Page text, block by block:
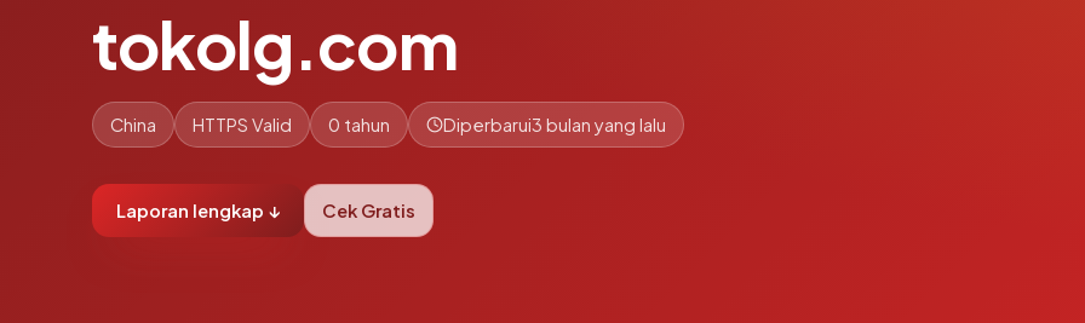
tokolg.com
China HTTPS Valid 0 tahun Diperbarui3 bulan yang lalu
Laporan lengkap ↓ Cek Gratis